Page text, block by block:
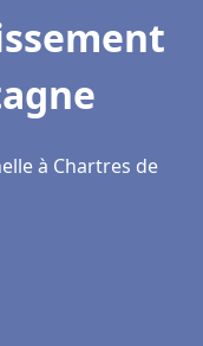
à Chartres de